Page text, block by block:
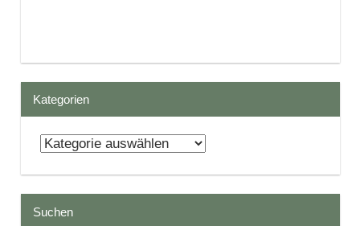
Kategorien
Kategorien
Suchen